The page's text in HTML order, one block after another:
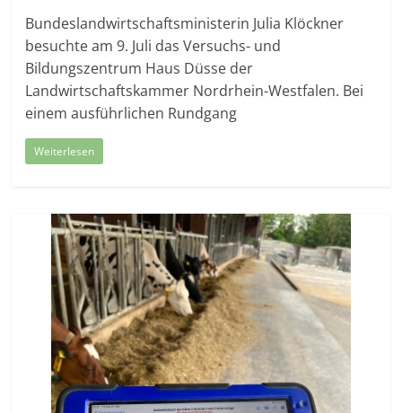
Bundeslandwirtschaftsministerin Julia Klöckner
besuchte am 9. Juli das Versuchs- und
Bildungszentrum Haus Düsse der
Landwirtschaftskammer Nordrhein-Westfalen. Bei
einem ausführlichen Rundgang
Weiterlesen